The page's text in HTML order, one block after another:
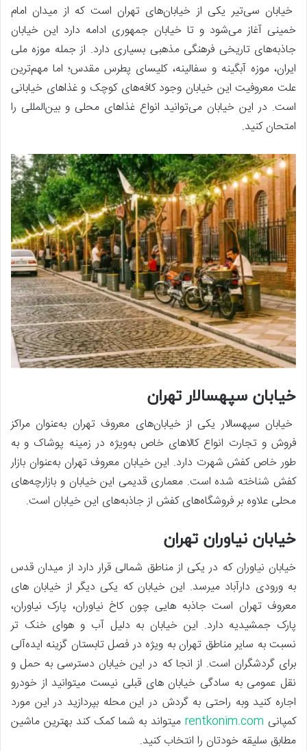
خیابان سی‌تیر یکی از خیابان‌های تهران است که از میدان امام
خمینی آغاز می‌شود و تا خیابان جمهوری ادامه دارد این خیابان
جاذبه‌های تاریخی فرهنگی مذهبی بسیاری دارد. از جمله موزه ملی
ایران، موزه آبگینه و سفالینه، کلیسای پطرس مقدس؛ اما مهم‌ترین
علت معروفیت این خیابان وجود کافه‌های کوچک و غذاهای خیابانی
است. در این خیابان می‌توانید انواع غذاهای محلی و بین‌المللی را
امتحان کنید.
خیابان سپهسالار تهران
خیابان سپهسالار یکی از خیابان‌های معروف تهران به‌عنوان مراکز
فروش و تجارت انواع کالاهای خاص به‌ویژه در زمینه پوشاک و به
طور خاص کفش شهرت دارد. این خیابان معروف تهران به‌عنوان بازار
کفش شناخته شده است. معماری قدیمی این خیابان و بازارچه‌های
محلی علاوه بر فروشگاه‌های کفش از جاذبه‌های این خیابان است.
خیابان نیاوران تهران
خیابان نیاوران که در یکی از مناطق شمالی قرار دارد از میدان قدس
به ورودی دارآباد میرسد. این خیابان که یکی دیگر از خیابان های
معروف تهران است جاذبه هایی چون کاخ نیاوران، پارک نیاوران،
پارک جمشیدیه دارد. این خیابان به دلیل آب و هوای خنک تر
نسبت به سایر مناطق تهران به ویژه در فصل تابستان گزینه ایده‌آلی
برای گردشگران است. از انجا که در این خیابان دسترسی به حمل و
نقل عمومی به سادگی خیابان های قبلی نیست میتوانید از خودرو
اجاره کنید وبه راحتی به گردش در این محله بپردازید در این مورد
کمپانی rentkonim.comمیتواند به شما کمک کند بهترین ماشین
مطابق سلیقه خودتان را انتخاب کنید.